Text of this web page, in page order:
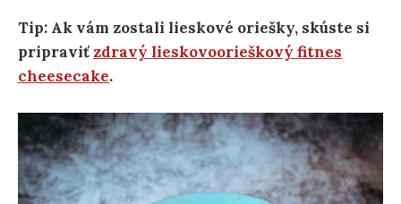
Tip: Ak vám zostali lieskové oriešky, skúste si
pripraviť zdravý lieskovoorieškový fitnes
cheesecake.